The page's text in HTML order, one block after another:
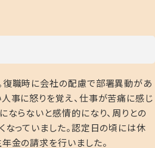
復職時に会社の配慮で部署異動があ
事に怒りを覚え、仕事が苦痛に感じ
ならないと感情的になり、周りとの
なっていました。認定日の頃には休
金の請求を行いました。